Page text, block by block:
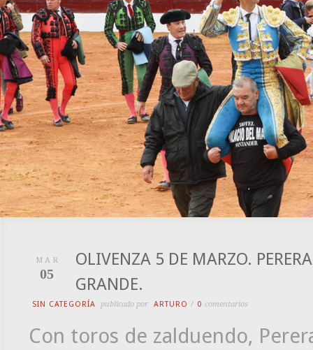
MAR
05
OLIVENZA 5 DE MARZO.
GRANDE.
SIN CATEGORÍA publicado por ARTURO / 0 comentarios
Con toros de zalduendo,